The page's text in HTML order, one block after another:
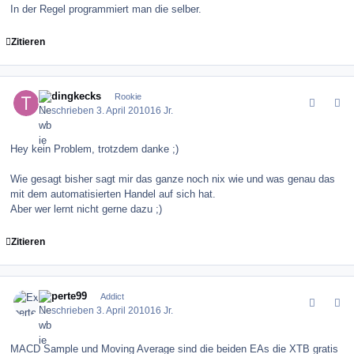
In der Regel programmiert man die selber.
Zitieren
tradingkecks Rookie
Geschrieben3. April 201016 Jr.
Hey kein Problem, trotzdem danke ;)
Wie gesagt bisher sagt mir das ganze noch nix wie und was genau das
mit dem automatisierten Handel auf sich hat.
Aber wer lernt nicht gerne dazu ;)
Zitieren
Experte99 Addict
Geschrieben3. April 201016 Jr.
MACD Sample und Moving Average sind die beiden EAs die XTB gratis